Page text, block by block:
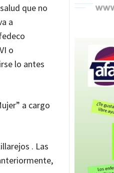
que no
a
o
lo antes
a cargo
. Las